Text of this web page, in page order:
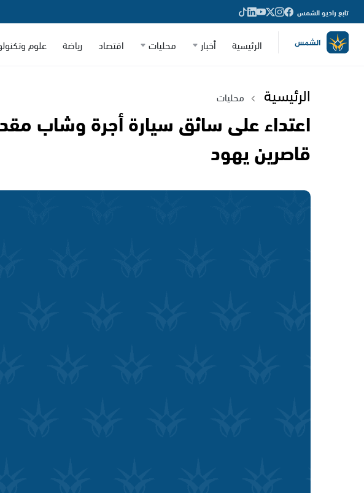
تابع راديو الشمس
الرئيسية أخبار محليات اقتصاد رياضة علوم
الرئيسية محليات
اعتداء على سائق سيارة أجرة وشاب
قاصرين يهود